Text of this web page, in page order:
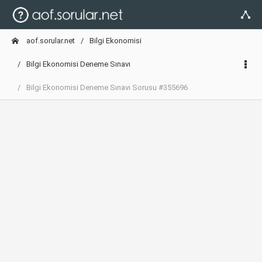
aof.sorular.net Bilgi Ekonomisi
Bilgi Ekonomisi Deneme Sınavı
Bilgi Ekonomisi Deneme Sınavı Sorusu #355696